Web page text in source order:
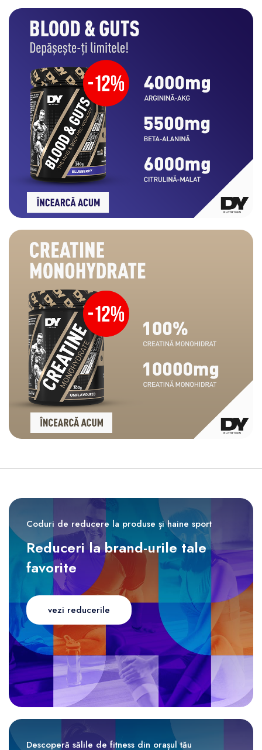
Coduri de reducere la produse și haine sport
Reduceri la brand-urile tale
favorite
vezi reducerile
Descoperă sălile de fitness din orașul tău